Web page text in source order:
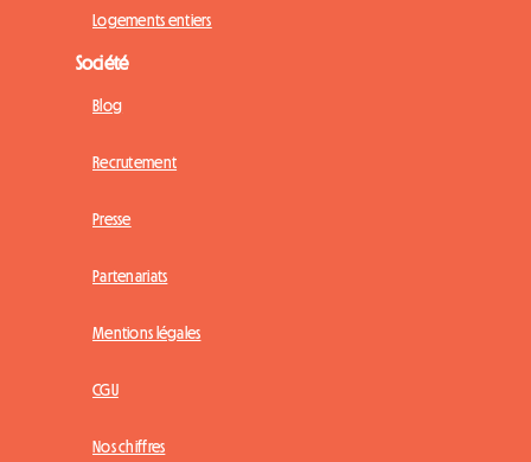
Logements entiers
Société
Blog
Recrutement
Presse
Partenariats
Mentions légales
CGU
Nos chiffres